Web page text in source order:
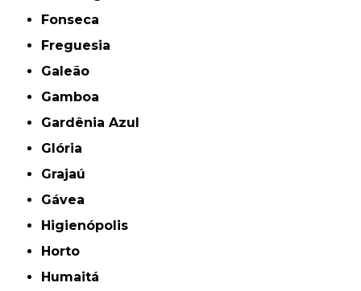
Fonseca
Freguesia
Galeão
Gamboa
Gardênia Azul
Glória
Grajaú
Gávea
Higienópolis
Horto
Humaitá